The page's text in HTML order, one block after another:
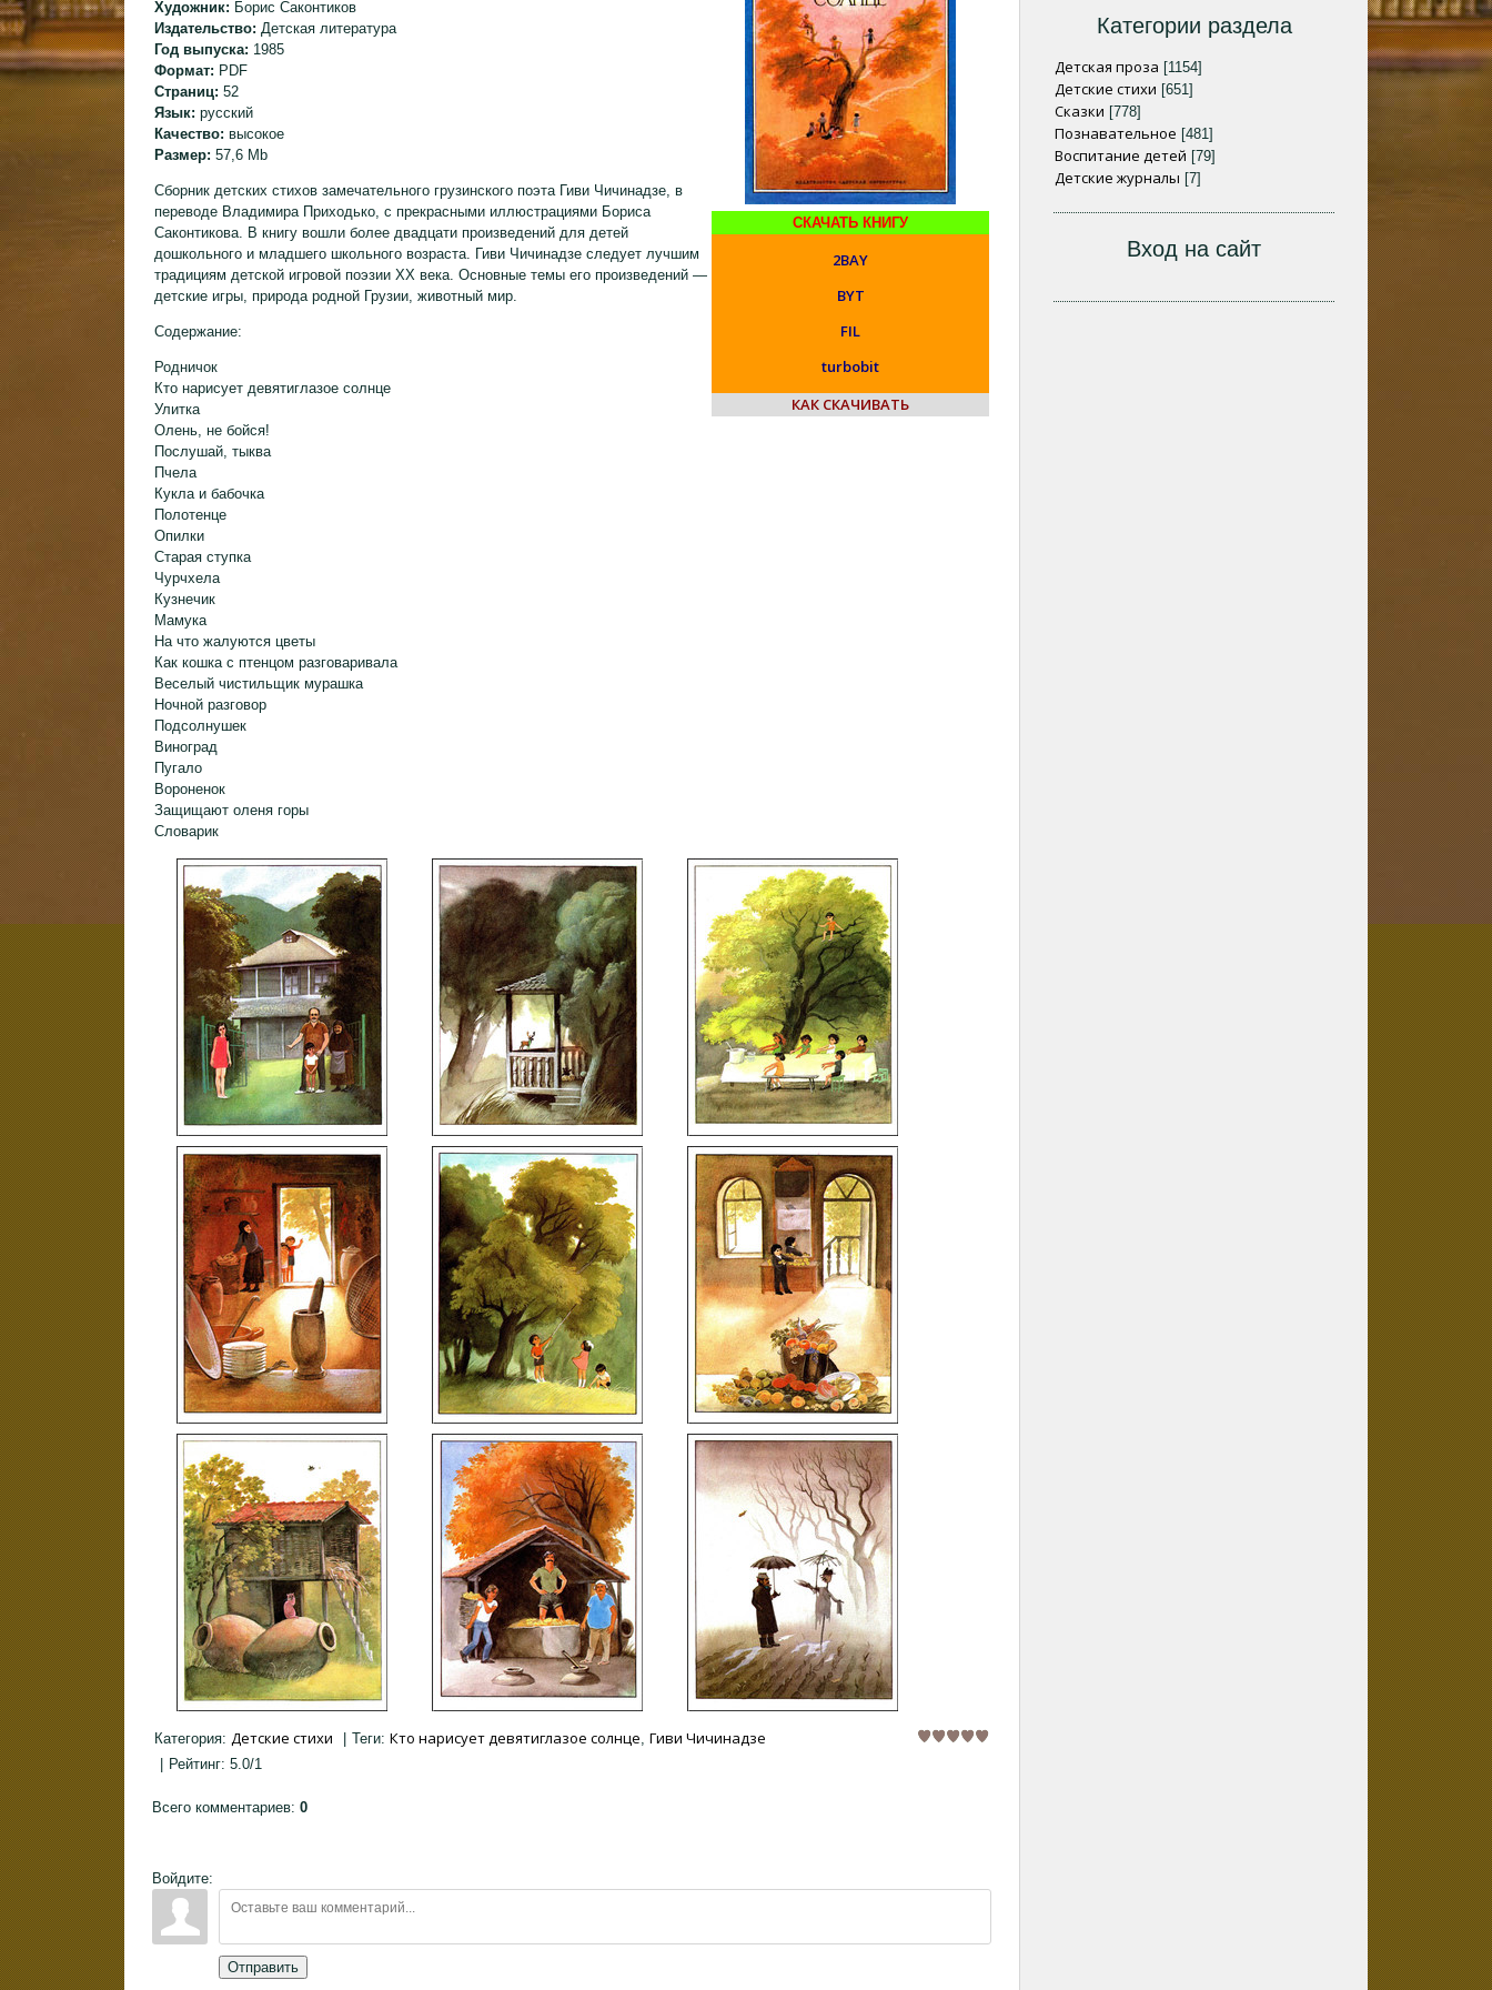
СКАЧАТЬ КНИГУ
2BAY
BYT
FIL
turbobit
КАК СКАЧИВАТЬ
Художник: Борис Саконтиков
Издательство: Детская литература
Год выпуска: 1985
Формат: PDF
Страниц: 52
Язык: русский
Качество: высокое
Размер: 57,6 Mb
Сборник детских стихов замечательного грузинского поэта Гиви Чичинадзе, в
переводе Владимира Приходько, с прекрасными иллюстрациями Бориса
Саконтикова. В книгу вошли более двадцати произведений для детей
дошкольного и младшего школьного возраста. Гиви Чичинадзе следует лучшим
традициям детской игровой поэзии XX века. Основные темы его произведений —
детские игры, природа родной Грузии, животный мир.
Содержание:
Родничок
Кто нарисует девятиглазое солнце
Улитка
Олень, не бойся!
Послушай, тыква
Пчела
Кукла и бабочка
Полотенце
Опилки
Старая ступка
Чурчхела
Кузнечик
Мамука
На что жалуются цветы
Как кошка с птенцом разговаривала
Веселый чистильщик мурашка
Ночной разговор
Подсолнушек
Виноград
Пугало
Вороненок
Защищают оленя горы
Словарик
Категория: Детские стихи Теги: Кто нарисует девятиглазое солнце, Гиви Чичинадзе
Рейтинг: 5.0/1
Всего комментариев: 0
Войдите:
Отправить
Категории раздела
Детская проза [1154]
Детские стихи [651]
Сказки [778]
Познавательное [481]
Воспитание детей [79]
Детские журналы [7]
Вход на сайт